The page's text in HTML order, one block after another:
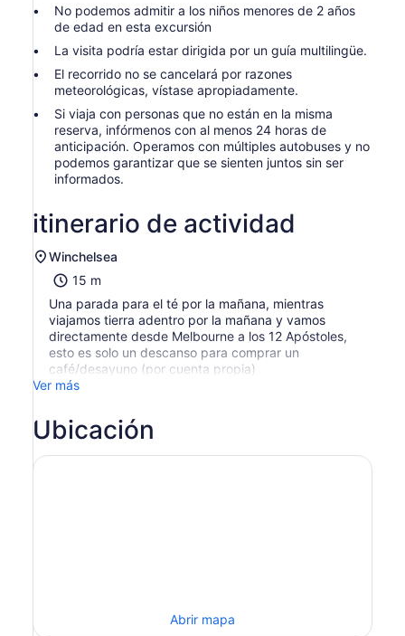
No podemos admitir a los niños menores de 2 años
de edad en esta excursión
La visita podría estar dirigida por un guía multilingüe.
El recorrido no se cancelará por razones
meteorológicas, vístase apropiadamente.
Si viaja con personas que no están en la misma
reserva, infórmenos con al menos 24 horas de
anticipación. Operamos con múltiples autobuses y no
podemos garantizar que se sienten juntos sin ser
informados.
itinerario de actividad
Winchelsea
15 m
Una parada para el té por la mañana, mientras
viajamos tierra adentro por la mañana y vamos
directamente desde Melbourne a los 12 Apóstoles,
esto es solo un descanso para comprar un
café/desayuno (por cuenta propia)
Ver más
Ubicación
Abrir mapa